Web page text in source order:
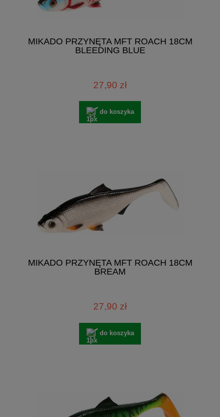
MIKADO PRZYNĘTA MFT ROACH 18CM
BLEEDING BLUE
27,90 zł
do koszyka
MIKADO PRZYNĘTA MFT ROACH 18CM
BREAM
27,90 zł
do koszyka